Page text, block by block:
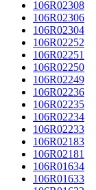
106R02308
106R02306
106R02304
106R02252
106R02251
106R02250
106R02249
106R02236
106R02235
106R02234
106R02233
106R02183
106R02181
106R01634
106R01633